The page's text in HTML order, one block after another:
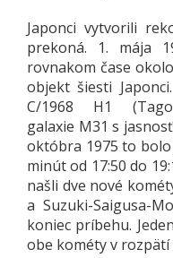
Japonci vytvorili
prekoná. 1. mája
rovnakom čase
objekt šiesti
C/1968 H1
galaxie M31 s
októbra 1975 to
minút od 17:50 do
našli dve nové
a Suzuki-Saigusa-
koniec príbehu.
obe kométy v rozpätí